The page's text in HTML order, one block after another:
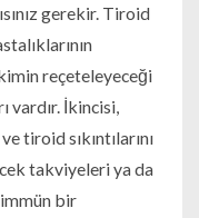
gerekir. Tiroid
reçeteleyeceği
İkincisi,
tiroid sıkıntılarını
takviyeleri ya da
bir